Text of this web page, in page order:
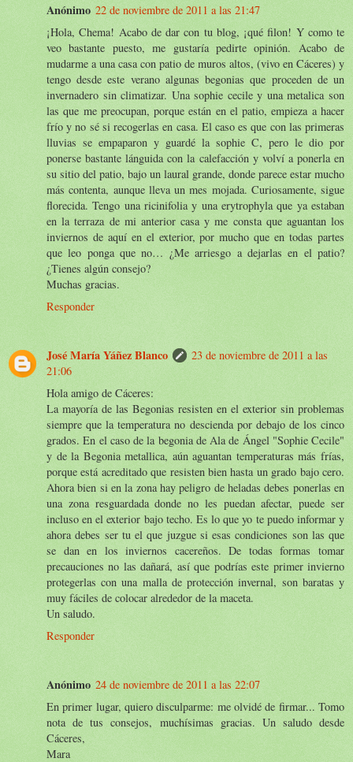
Anónimo 22 de noviembre de 2011 a las 21:47
¡Hola, Chema! Acabo de dar con tu blog, ¡qué filon! Y como te
veo bastante puesto, me gustaría pedirte opinión. Acabo de
mudarme a una casa con patio de muros altos, (vivo en Cáceres) y
tengo desde este verano algunas begonias que proceden de un
invernadero sin climatizar. Una sophie cecile y una metalica son
las que me preocupan, porque están en el patio, empieza a hacer
frío y no sé si recogerlas en casa. El caso es que con las primeras
lluvias se empaparon y guardé la sophie C, pero le dio por
ponerse bastante lánguida con la calefacción y volví a ponerla en
su sitio del patio, bajo un laural grande, donde parece estar mucho
más contenta, aunque lleva un mes mojada. Curiosamente, sigue
florecida. Tengo una ricinifolia y una erytrophyla que ya estaban
en la terraza de mi anterior casa y me consta que aguantan los
inviernos de aquí en el exterior, por mucho que en todas partes
que leo ponga que no… ¿Me arriesgo a dejarlas en el patio?
¿Tienes algún consejo?
Muchas gracias.
Responder
José María Yáñez Blanco
23 de noviembre de 2011 a las
21:06
Hola amigo de Cáceres:
La mayoría de las Begonias resisten en el exterior sin problemas
siempre que la temperatura no descienda por debajo de los cinco
grados. En el caso de la begonia de Ala de Ángel "Sophie Cecile"
y de la Begonia metallica, aún aguantan temperaturas más frías,
porque está acreditado que resisten bien hasta un grado bajo cero.
Ahora bien si en la zona hay peligro de heladas debes ponerlas en
una zona resguardada donde no les puedan afectar, puede ser
incluso en el exterior bajo techo. Es lo que yo te puedo informar y
ahora debes ser tu el que juzgue si esas condiciones son las que
se dan en los inviernos cacereños. De todas formas tomar
precauciones no las dañará, así que podrías este primer invierno
protegerlas con una malla de protección invernal, son baratas y
muy fáciles de colocar alrededor de la maceta.
Un saludo.
Responder
Anónimo 24 de noviembre de 2011 a las 22:07
En primer lugar, quiero disculparme: me olvidé de firmar... Tomo
nota de tus consejos, muchísimas gracias. Un saludo desde
Cáceres,
Mara